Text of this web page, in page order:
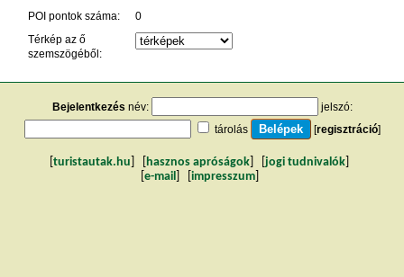
POI pontok száma:
0
Térkép az ő
szemszögéből:
Bejelentkezés név:
jelszó:
tárolás
[regisztráció]
turistautak.hu hasznos apróságok jogi tudnivalók
e-mail impresszum]